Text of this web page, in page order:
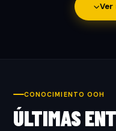
Ver
CONOCIMIENTO OOH
ÚLTIMAS